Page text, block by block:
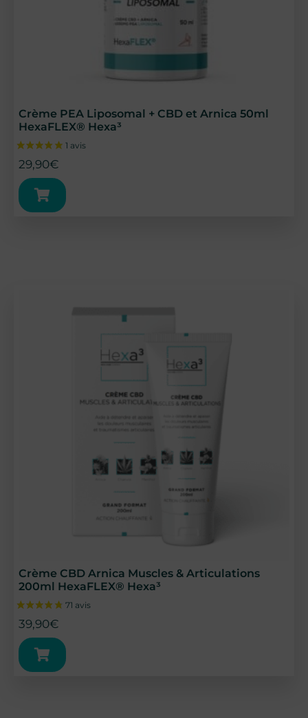
4 avis
Crème PEA Liposomal + CBD et Arnica 50ml
HexaFLEX® Hexa³
29,90€
Crème CBD Arnica Muscles & Articulations
200ml HexaFLEX® Hexa³
39,90€